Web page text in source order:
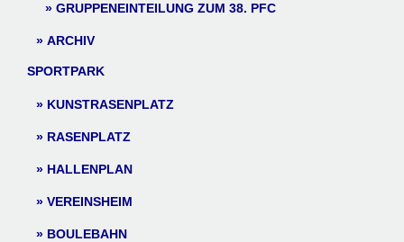
GRUPPENEINTEILUNG ZUM 38. PFC
ARCHIV
SPORTPARK
KUNSTRASENPLATZ
RASENPLATZ
HALLENPLAN
VEREINSHEIM
BOULEBAHN